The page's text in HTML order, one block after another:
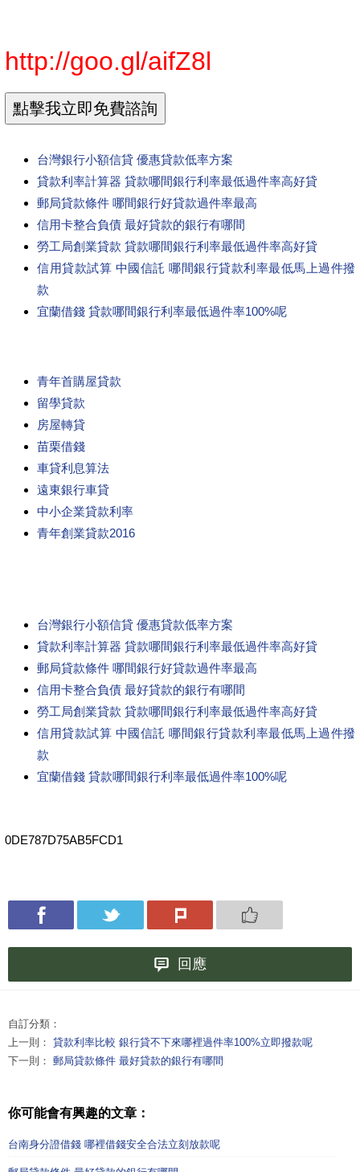
http://goo.gl/aifZ8l
台灣銀行小額信貸 優惠貸款低率方案
貸款利率計算器 貸款哪間銀行利率最低過件率高好貸
郵局貸款條件 哪間銀行好貸款過件率最高
信用卡整合負債 最好貸款的銀行有哪間
勞工局創業貸款 貸款哪間銀行利率最低過件率高好貸
信用貸款試算 中國信託 哪間銀行貸款利率最低馬上過件撥
款
宜蘭借錢 貸款哪間銀行利率最低過件率100%呢
青年首購屋貸款
留學貸款
房屋轉貸
苗栗借錢
車貸利息算法
遠東銀行車貸
中小企業貸款利率
青年創業貸款2016
台灣銀行小額信貸 優惠貸款低率方案
貸款利率計算器 貸款哪間銀行利率最低過件率高好貸
郵局貸款條件 哪間銀行好貸款過件率最高
信用卡整合負債 最好貸款的銀行有哪間
勞工局創業貸款 貸款哪間銀行利率最低過件率高好貸
信用貸款試算 中國信託 哪間銀行貸款利率最低馬上過件撥
款
宜蘭借錢 貸款哪間銀行利率最低過件率100%呢
0DE787D75AB5FCD1
回應
自訂分類：
上一則： 貸款利率比較 銀行貸不下來哪裡過件率100%立即撥款呢
下一則： 郵局貸款條件 最好貸款的銀行有哪間
你可能會有興趣的文章：
台南身分證借錢 哪裡借錢安全合法立刻放款呢